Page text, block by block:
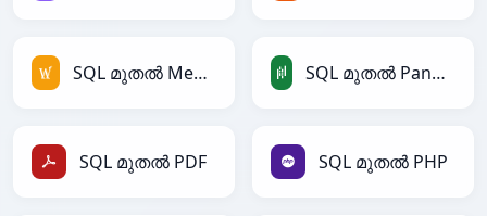
SQL മുതൽ MediaWiki SQL മുതൽ PandasDataFrame
SQL മുതൽ PDF SQL മുതൽ PHP